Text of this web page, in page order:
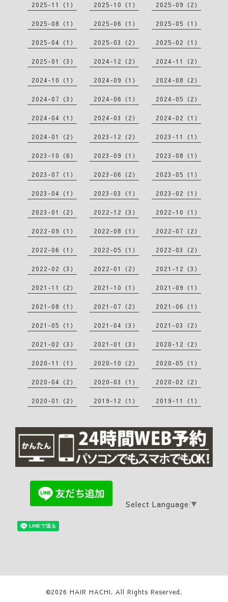
2025-11（1） 2025-10（1） 2025-09（2）
2025-08（1） 2025-06（1） 2025-05（1）
2025-04（1） 2025-03（2） 2025-02（1）
2025-01（3） 2024-12（2） 2024-11（2）
2024-10（1） 2024-09（1） 2024-08（2）
2024-07（3） 2024-06（1） 2024-05（2）
2024-04（1） 2024-03（2） 2024-02（1）
2024-01（2） 2023-12（2） 2023-11（1）
2023-10（6） 2023-09（1） 2023-08（1）
2023-07（1） 2023-06（2） 2023-05（1）
2023-04（1） 2023-03（1） 2023-02（1）
2023-01（2） 2022-12（3） 2022-10（1）
2022-09（1） 2022-08（1） 2022-07（2）
2022-06（1） 2022-05（1） 2022-03（2）
2022-02（3） 2022-01（2） 2021-12（3）
2021-11（2） 2021-10（1） 2021-09（1）
2021-08（1） 2021-07（2） 2021-06（1）
2021-05（1） 2021-04（3） 2021-03（2）
2021-02（3） 2021-01（3） 2020-12（2）
2020-11（1） 2020-10（2） 2020-05（1）
2020-04（2） 2020-03（1） 2020-02（2）
2020-01（2） 2019-12（1） 2019-11（1）
Select Language ▼
©2026 HAIR HACHI. All Rights Reserved.